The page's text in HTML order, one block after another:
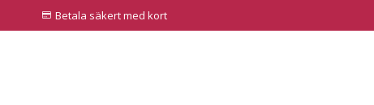
Betala säkert med kort